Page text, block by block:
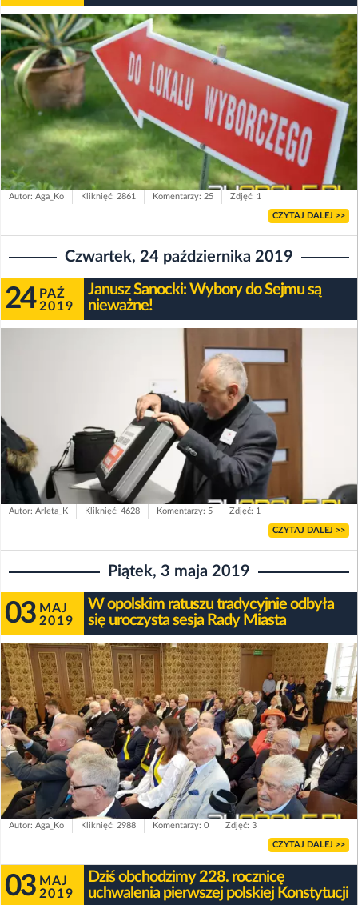
Autor: Aga_Ko Kliknięć: 2861 Komentarzy: 25 Zdjęć: 1
CZYTAJ DALEJ >>
Czwartek, 24 października 2019
24 PAŹ
2019
Janusz Sanocki: Wybory do Sejmu są
nieważne!
Autor: Arleta_K Kliknięć: 4628 Komentarzy: 5 Zdjęć: 1
CZYTAJ DALEJ >>
Piątek, 3 maja 2019
03 MAJ
2019
W opolskim ratuszu tradycyjnie odbyła
się uroczysta sesja Rady Miasta
Autor: Aga_Ko Kliknięć: 2988 Komentarzy: 0 Zdjęć: 3
CZYTAJ DALEJ >>
03 MAJ
2019
Dziś obchodzimy 228. rocznicę
uchwalenia pierwszej polskiej Konstytucji